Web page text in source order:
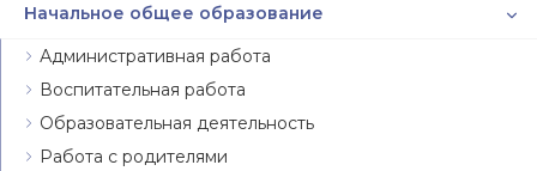
Начальное общее образование
Административная работа
Воспитательная работа
Образовательная деятельность
Работа с родителями